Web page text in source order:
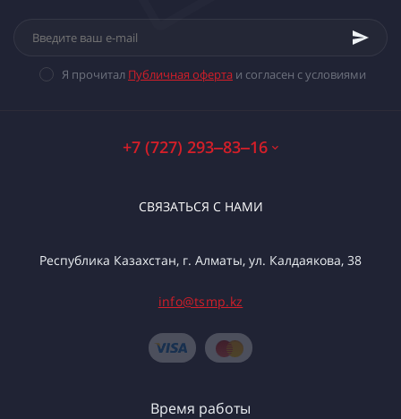
Я прочитал Публичная оферта и согласен с условиями
+7 (727) 293‒83‒16
СВЯЗАТЬСЯ С НАМИ
Республика Казахстан, г. Алматы, ул. Калдаякова, 38
info@tsmp.kz
Время работы